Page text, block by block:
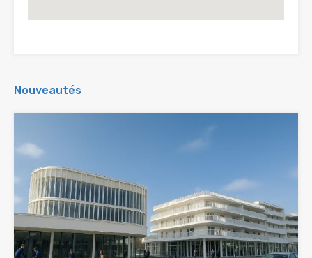
Nouveautés